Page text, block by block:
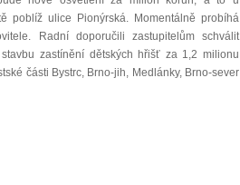
poblíž ulice Pionýrská. Momentálně probíhá
Radní doporučili zastupitelům schválit
zastínění dětských hřišť za 1,2 milionu
části Bystrc, Brno-jih, Medlánky, Brno-sever